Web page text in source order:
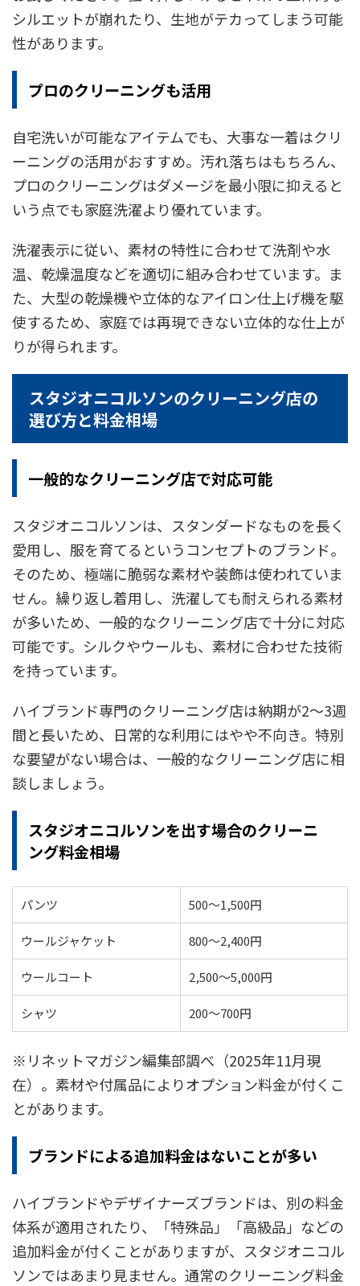
シルエットが崩れたり、生地がテカってしまう可能
性があります。
プロのクリーニングも活用
自宅洗いが可能なアイテムでも、大事な一着はクリ
ーニングの活用がおすすめ。汚れ落ちはもちろん、
プロのクリーニングはダメージを最小限に抑えると
いう点でも家庭洗濯より優れています。
洗濯表示に従い、素材の特性に合わせて洗剤や水
温、乾燥温度などを適切に組み合わせています。ま
た、大型の乾燥機や立体的なアイロン仕上げ機を駆
使するため、家庭では再現できない立体的な仕上が
りが得られます。
スタジオニコルソンのクリーニング店の
選び方と料金相場
一般的なクリーニング店で対応可能
スタジオニコルソンは、スタンダードなものを長く
愛用し、服を育てるというコンセプトのブランド。
そのため、極端に脆弱な素材や装飾は使われていま
せん。繰り返し着用し、洗濯しても耐えられる素材
が多いため、一般的なクリーニング店で十分に対応
可能です。シルクやウールも、素材に合わせた技術
を持っています。
ハイブランド専門のクリーニング店は納期が2～3週
間と長いため、日常的な利用にはやや不向き。特別
な要望がない場合は、一般的なクリーニング店に相
談しましょう。
スタジオニコルソンを出す場合のクリーニ
ング料金相場
パンツ 500～1,500円
ウールジャケット 800～2,400円
ウールコート 2,500～5,000円
シャツ 200～700円
※リネットマガジン編集部調べ（2025年11月現
在）。素材や付属品によりオプション料金が付くこ
とがあります。
ブランドによる追加料金はないことが多い
ハイブランドやデザイナーズブランドは、別の料金
体系が適用されたり、「特殊品」「高級品」などの
追加料金が付くことがありますが、スタジオニコル
ソンではあまり見ません。通常のクリーニング料金